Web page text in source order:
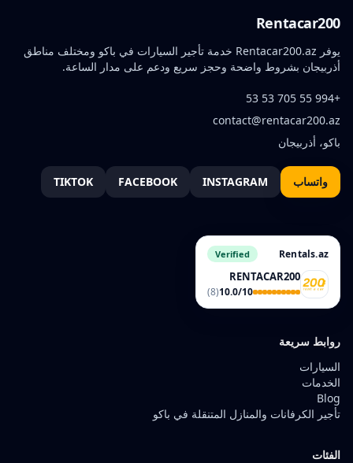
Rentacar200
يوفر Rentacar200.az خدمة تأجير السيارات في باكو ومختلف مناطق
أذربيجان بشروط واضحة وحجز سريع ودعم على مدار الساعة.
+994 55 705 53 53
contact@rentacar200.az
باكو، أذربيجان
واتساب INSTAGRAM
FACEBOOK
TIKTOK
Rentals.az
Verified
RENTACAR200
10.0/10
(8)
روابط سريعة
السيارات
الخدمات
Blog
تأجير الكرفانات والمنازل المتنقلة في باكو
الفئات